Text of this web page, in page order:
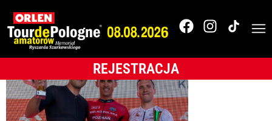
REJESTRACJA
Karpacz-_0A13029